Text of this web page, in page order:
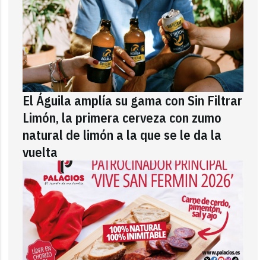
El Águila amplía su gama con Sin Filtrar
Limón, la primera cerveza con zumo
natural de limón a la que se le da la
vuelta